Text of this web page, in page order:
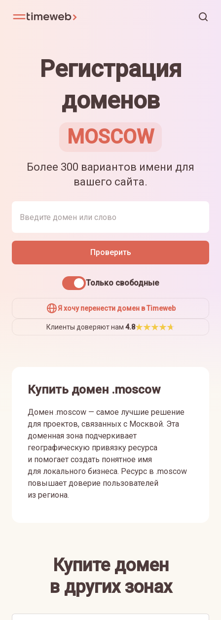
Регистрация
доменов
MOSCOW
Более 300 вариантов имени для
вашего сайта.
Проверить
Только свободные
Я хочу перенести домен в Timeweb
Клиенты доверяют нам 4.8
Купить домен .moscow
Домен .moscow — самое лучшие решение
для проектов, связанных с Москвой. Эта
доменная зона подчеркивает
географическую привязку ресурса
и помогает создать понятное имя
для локального бизнеса. Ресурс в .moscow
повышает доверие пользователей
из региона.
Купите домен
в других зонах